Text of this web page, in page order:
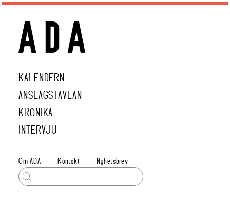
KALENDERN
ANSLAGSTAVLAN
KRÖNIKA
INTERVJU
Om ADA Kontakt Nyhetsbrev